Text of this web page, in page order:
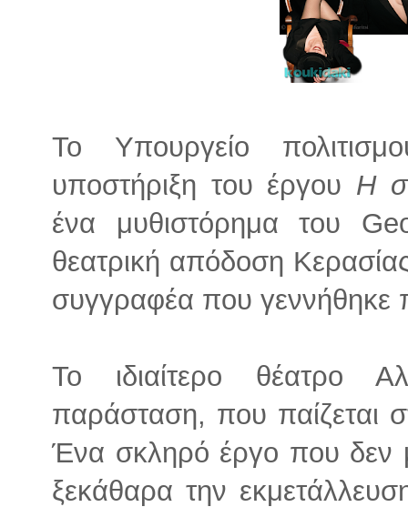
Το Υπουργείο
υποστήριξη του έργου Η
ένα μυθιστόρημα του
θεατρική απόδοση
συγγραφέα που γεννήθηκε
Το ιδιαίτερο θέατρο
παράσταση, που παίζεται
Ένα σκληρό έργο που δεν
ξεκάθαρα την